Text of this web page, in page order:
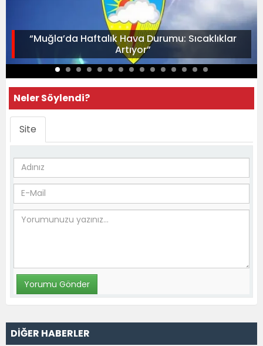
“Muğla’da Haftalık Hava Durumu: Sıcaklıklar
Artıyor”
Neler Söylendi?
Site
DİĞER HABERLER